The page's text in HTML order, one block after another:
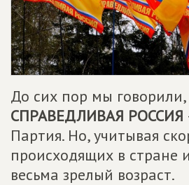
До сих пор мы говорили,
СПРАВЕДЛИВАЯ РОССИЯ
Партия. Но, учитывая
происходящих в стране
весьма зрелый возраст.